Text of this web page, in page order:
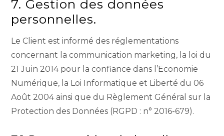
7. Gestion des données
personnelles.
Le Client est informé des réglementations
concernant la communication marketing, la loi du
21 Juin 2014 pour la confiance dans l’Economie
Numérique, la Loi Informatique et Liberté du 06
Août 2004 ainsi que du Règlement Général sur la
Protection des Données (RGPD : n° 2016-679).